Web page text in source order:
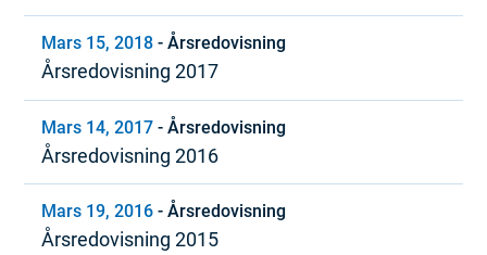
Mars 15, 2018 -Årsredovisning
Årsredovisning 2017
Mars 14, 2017 -Årsredovisning
Årsredovisning 2016
Mars 19, 2016 -Årsredovisning
Årsredovisning 2015